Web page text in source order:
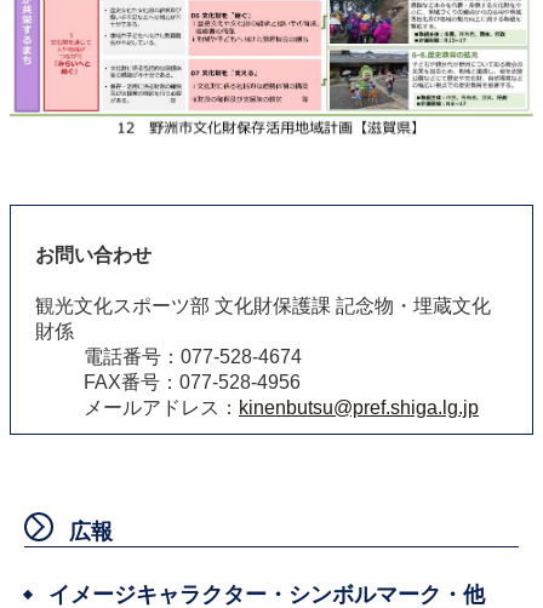
お問い合わせ
観光文化スポーツ部 文化財保護課 記念物・埋蔵文化
財係
電話番号：077-528-4674
FAX番号：077-528-4956
メールアドレス： kinenbutsu@pref.shiga.lg.jp
広報
イメージキャラクター・シンボルマーク・他